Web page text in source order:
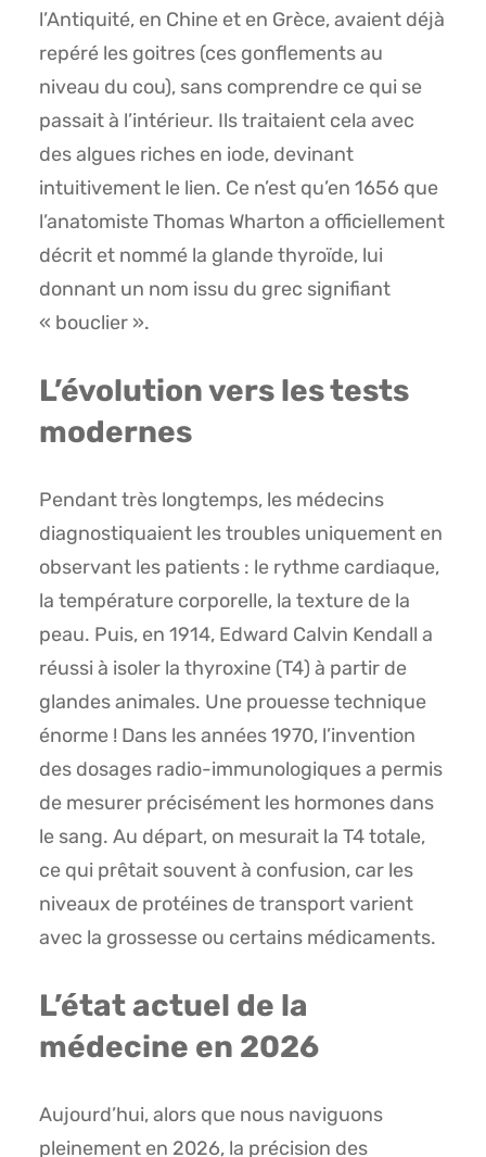
l’Antiquité, en Chine et en Grèce, avaient déjà
repéré les goitres (ces gonflements au
niveau du cou), sans comprendre ce qui se
passait à l’intérieur. Ils traitaient cela avec
des algues riches en iode, devinant
intuitivement le lien. Ce n’est qu’en 1656 que
l’anatomiste Thomas Wharton a officiellement
décrit et nommé la glande thyroïde, lui
donnant un nom issu du grec signifiant
« bouclier ».
L’évolution vers les tests
modernes
Pendant très longtemps, les médecins
diagnostiquaient les troubles uniquement en
observant les patients : le rythme cardiaque,
la température corporelle, la texture de la
peau. Puis, en 1914, Edward Calvin Kendall a
réussi à isoler la thyroxine (T4) à partir de
glandes animales. Une prouesse technique
énorme ! Dans les années 1970, l’invention
des dosages radio-immunologiques a permis
de mesurer précisément les hormones dans
le sang. Au départ, on mesurait la T4 totale,
ce qui prêtait souvent à confusion, car les
niveaux de protéines de transport varient
avec la grossesse ou certains médicaments.
L’état actuel de la
médecine en 2026
Aujourd’hui, alors que nous naviguons
pleinement en 2026, la précision des